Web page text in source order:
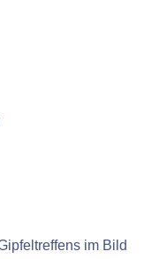
im Bild